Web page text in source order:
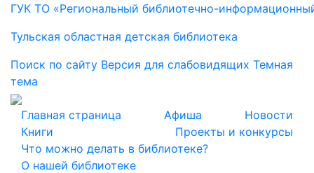
ГУК ТО «Региональный библиотечно-
Тульская областная детская библиотека
Поиск по сайту Версия для слабовидящих Темная
тема
Главная страница Афиша
Новости
Книги
Проекты и конкурсы
Что можно делать в библиотеке?
О нашей библиотеке